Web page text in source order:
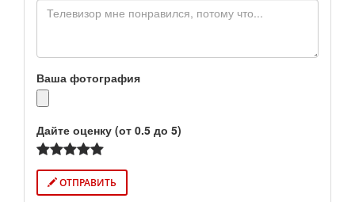
Ваша фотография
Дайте оценку (от 0.5 до 5)
ОТПРАВИТЬ